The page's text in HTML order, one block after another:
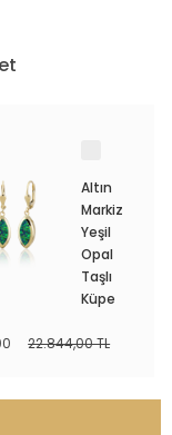
Altın
Markiz
Yeşil
Opal
Taşlı
Küpe
22.844,00 TL